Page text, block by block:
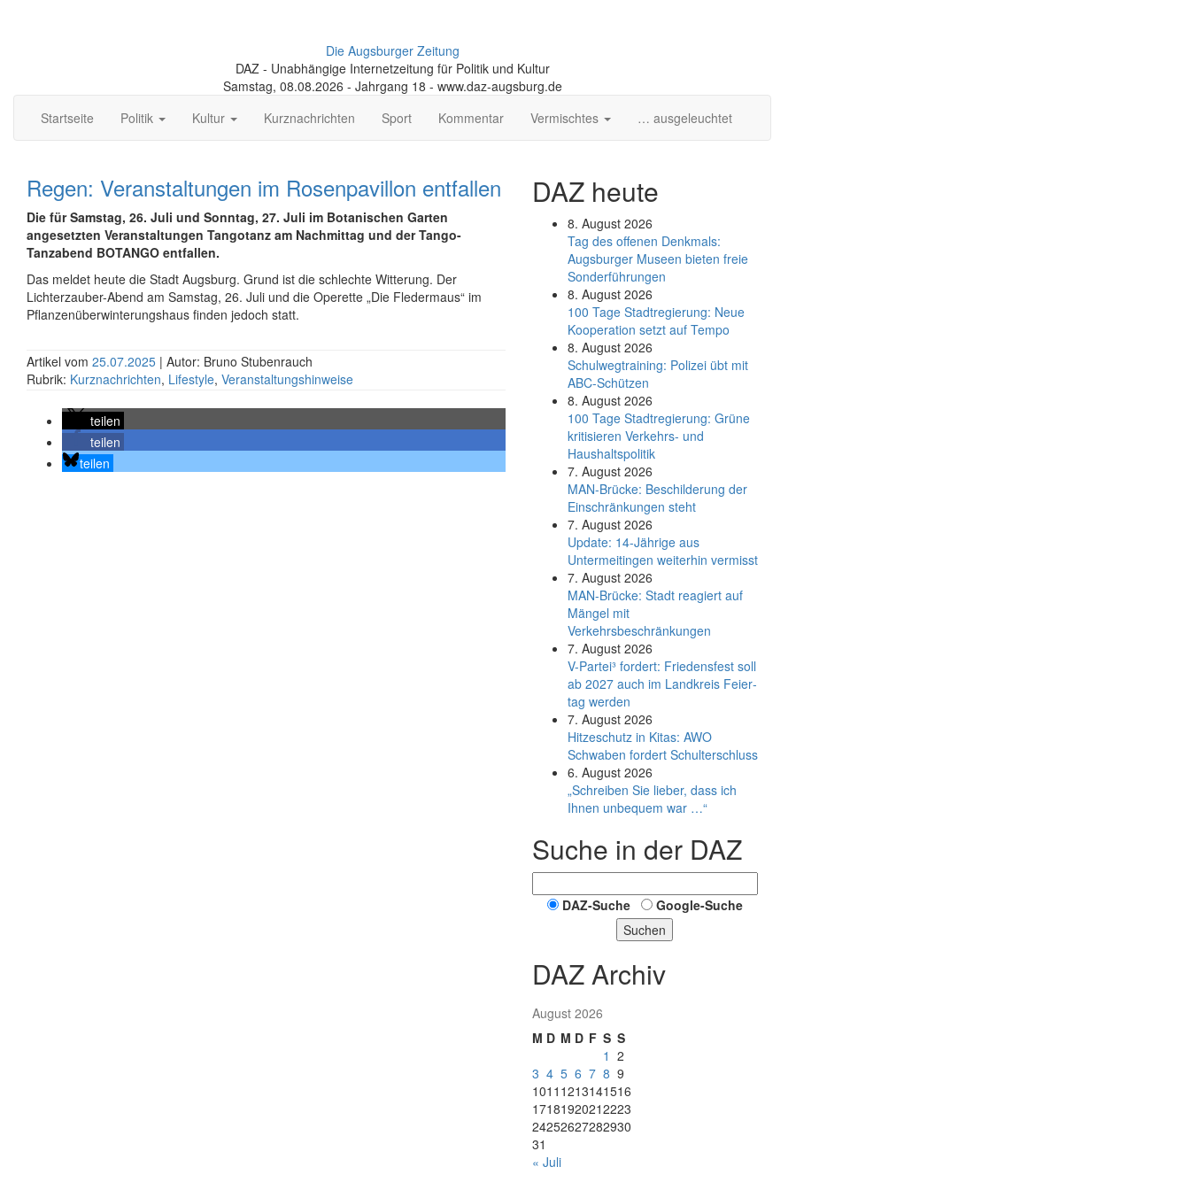
Die Augsburger Zeitung
DAZ - Unabhängige Internetzeitung für Politik und Kultur
Samstag, 08.08.2026 - Jahrgang 18 - www.daz-augsburg.de
Startseite
Politik Kultur Kurznachrichten Sport Kommentar Vermischtes … ausgeleuchtet
Regen: Veranstaltungen im Rosenpavillon entfallen
Die für Samstag, 26. Juli und Sonntag, 27. Juli im Botanischen Garten
angesetzten Veranstaltungen Tangotanz am Nachmittag und der Tango-
Tanzabend BOTANGO entfallen.
Das meldet heute die Stadt Augsburg. Grund ist die schlechte Witterung. Der
Lichterzauber-Abend am Samstag, 26. Juli und die Operette „Die Fledermaus“ im
Pflanzenüberwinterungshaus finden jedoch statt.
Artikel vom 25.07.2025 | Autor: Bruno Stubenrauch
Rubrik: Kurznachrichten, Lifestyle, Veranstaltungshinweise
teilen
teilen
teilen
DAZ heute
8. August 2026
Tag des offenen Denkmals:
Augsburger Museen bieten freie
Sonderführungen
8. August 2026
100 Tage Stadtregierung: Neue
Kooperation setzt auf Tempo
8. August 2026
Schul­weg­trai­ning: Poli­zei übt mit
ABC-Schüt­zen
8. August 2026
100 Tage Stadtregierung: Grüne
kritisieren Verkehrs- und
Haushaltspolitik
7. August 2026
MAN-Brücke: Beschilderung der
Einschränkungen steht
7. August 2026
Update: 14-Jährige aus
Untermeitingen weiterhin vermisst
7. August 2026
MAN-Brücke: Stadt reagiert auf
Mängel mit
Verkehrsbeschränkungen
7. August 2026
V-Partei­³ fordert: Friedens­fest soll
ab 2027 auch im Land­kreis Feier­
tag werden
7. August 2026
Hitzeschutz in Kitas: AWO
Schwaben fordert Schulterschluss
6. August 2026
„Schreiben Sie lieber, dass ich
Ihnen unbequem war …“
Suche in der DAZ
DAZ-Suche
Google-Suche
Suchen
DAZ Archiv
August 2026
M D M D F S S
1 2
3 4 5 6 7 8 9
1011 1213141516
17181920212223
24252627282930
31
« Juli